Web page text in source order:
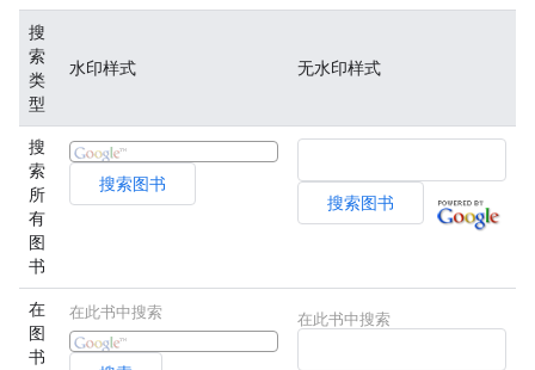
搜
索
类
型
水印样式 无水印样式
搜
索
所
有
图
书
在
图
书
在此书中搜索 在此书中搜索